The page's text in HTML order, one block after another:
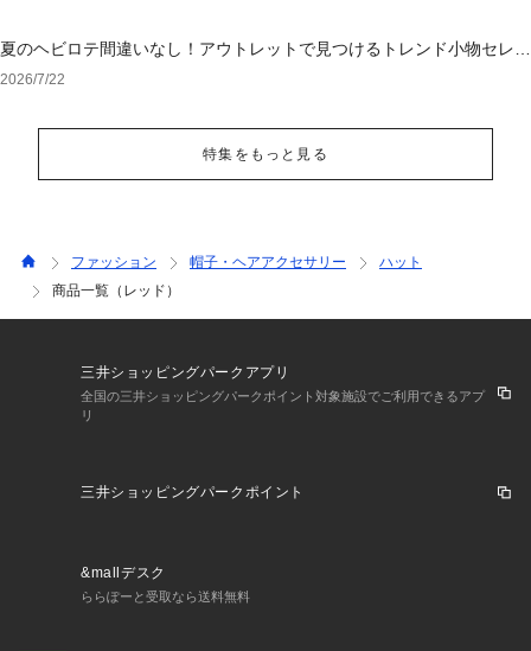
夏のヘビロテ間違いなし！アウトレットで見つけるトレンド小物セレク
ション
2026/7/22
特集をもっと見る
ファッション 帽子・ヘアアクセサリー
ハット
商品一覧（レッド）
三井ショッピングパークアプリ
全国の三井ショッピングパークポイント対象施設でご利用できるアプ
リ
三井ショッピングパークポイント
&mallデスク
ららぽーと受取なら送料無料